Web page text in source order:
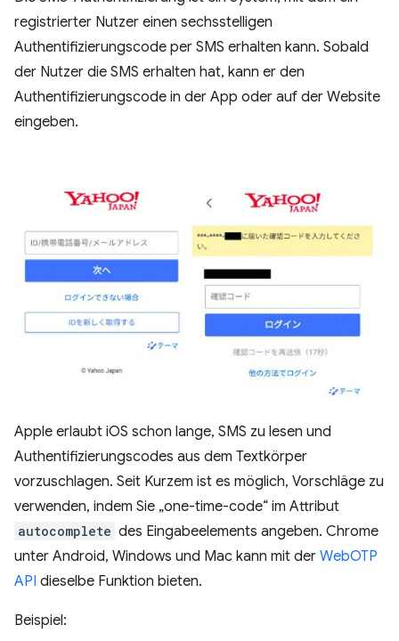
registrierter Nutzer einen sechsstelligen
Authentifizierungscode per SMS erhalten kann. Sobald
der Nutzer die SMS erhalten hat, kann er den
Authentifizierungscode in der App oder auf der Website
eingeben.
Apple erlaubt iOS schon lange, SMS zu lesen und
Authentifizierungscodes aus dem Textkörper
vorzuschlagen. Seit Kurzem ist es möglich, Vorschläge zu
verwenden, indem Sie „one-time-code“ im Attribut
autocomplete des Eingabeelements angeben. Chrome
unter Android, Windows und Mac kann mit der WebOTP
API dieselbe Funktion bieten.
Beispiel: